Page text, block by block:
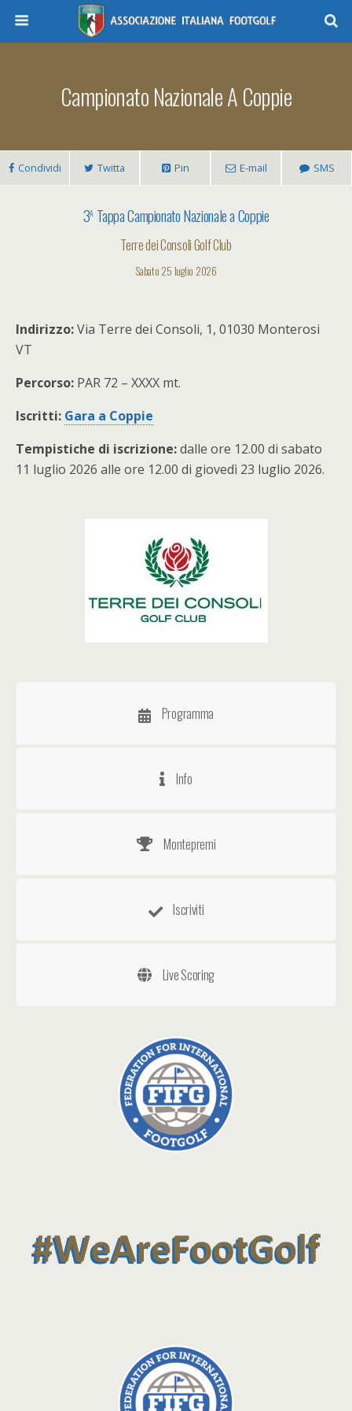
Campionato Nazionale A Coppie
Condividi Twitta Pin E-mail SMS
3aTappa Campionato Nazionale a Coppie
Terre dei Consoli Golf Club
Sabato 25 luglio 2026
Indirizzo:Via Terre dei Consoli, 1, 01030 Monterosi
VT
Percorso: PAR 72 – XXXX mt.
Iscritti: Gara a Coppie
Tempistiche di iscrizione:dalle ore 12.00 di sabato
11 luglio 2026 alle ore 12.00 di giovedì 23 luglio 2026.
Programma
Info
Montepremi
Iscriviti
Live Scoring